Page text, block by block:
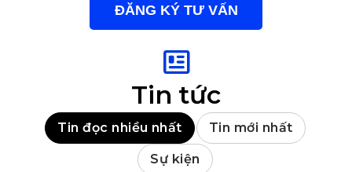
ĐĂNG KÝ TƯ VẤN
Tin tức
Tin đọc nhiều nhất Tin mới nhất
Sự kiện